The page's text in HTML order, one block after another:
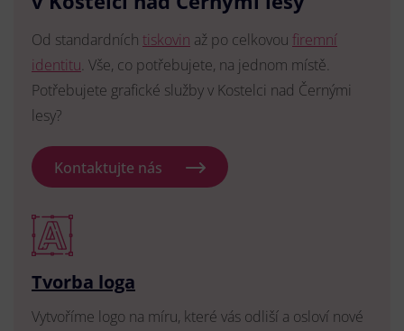
Od standardních tiskovin až po celkovou firemní
identitu. Vše, co potřebujete, na jednom místě.
Potřebujete grafické služby v Kostelci nad Černými
lesy?
Kontaktujte nás
Tvorba loga
Vytvoříme logo na míru, které vás odliší a osloví nové